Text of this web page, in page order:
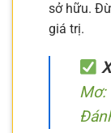
sở hữu.
giá trị.
Mơ: